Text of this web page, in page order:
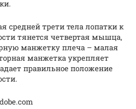
средней трети тела лопатки к
тянется четвертая мышца,
манжетку плеча – малая
манжетка укрепляет
правильное положение